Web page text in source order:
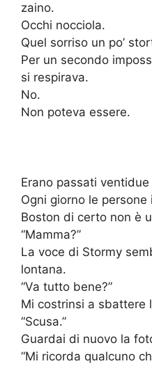
zaino.
Occhi nocciola.
Quel sorriso un po’
Per un secondo
si respirava.
No.
Non poteva essere.
Erano passati ventidue
Ogni giorno le
Boston di certo non è
“Mamma?”
La voce di Stormy
lontana.
“Va tutto bene?”
Mi costrinsi a sbattere
“Scusa.”
Guardai di nuovo la
“Mi ricorda qualcuno